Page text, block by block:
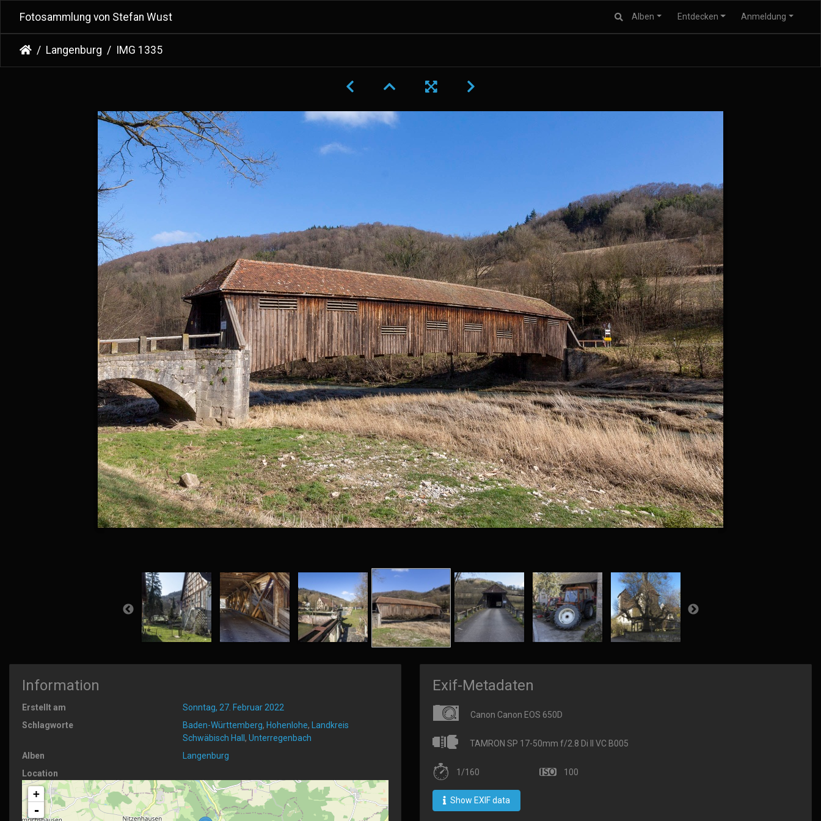
Fotosammlung von Stefan Wust Alben Entdecken Anmeldung
Langenburg IMG 1335
Information
Erstellt am
Sonntag, 27. Februar 2022
Schlagworte
Baden-Württemberg, Hohenlohe,
Landkreis
Schwäbisch Hall , Unterregenbach
Alben
Langenburg
Location
+
-
Exif-Metadaten
Canon Canon EOS 650D
TAMRON SP 17-50mm f/2.8 Di II VC B005
1/160 100
Show EXIF data